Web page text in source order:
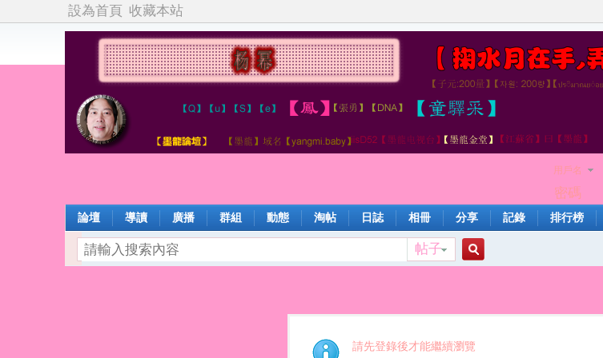
設為首頁 收藏本站
用戶名
密碼
論壇 導讀 廣播 群組 動態 淘帖 日誌 相冊 分享 記錄 排行榜
帖子
索
請先登錄後才能繼續瀏覽